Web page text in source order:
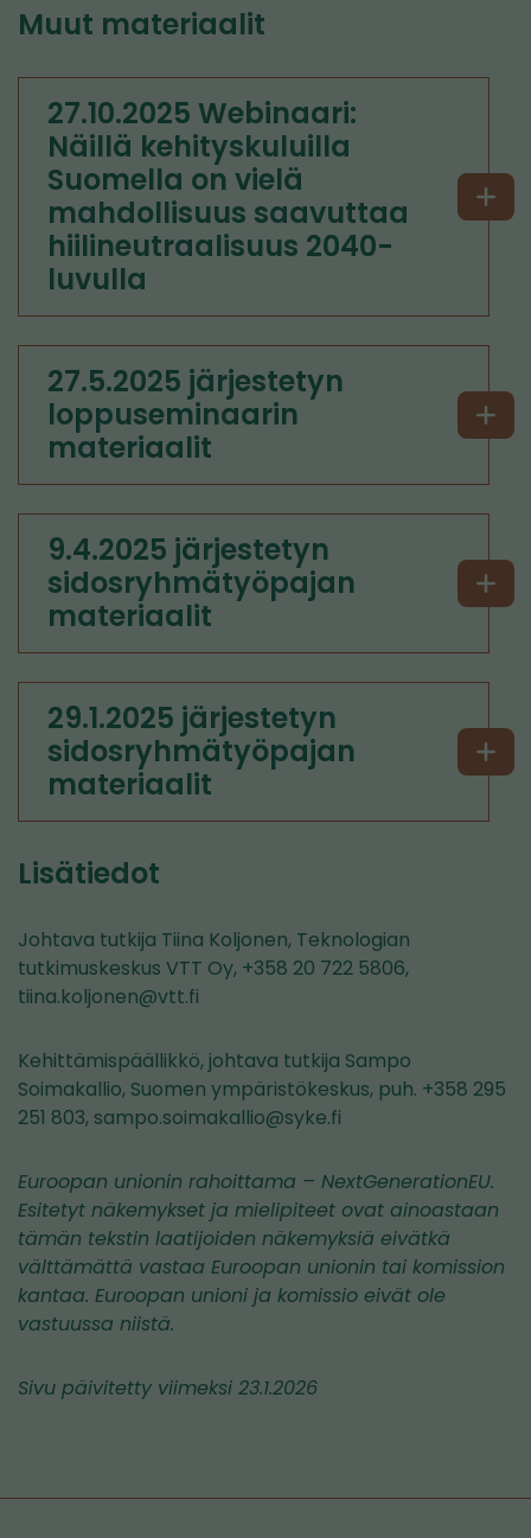
Muut materiaalit
27.10.2025 Webinaari:
Näillä kehityskuluilla
Suomella on vielä
mahdollisuus saavuttaa
hiilineutraalisuus 2040-
luvulla
27.5.2025 järjestetyn
loppuseminaarin
materiaalit
9.4.2025 järjestetyn
sidosryhmätyöpajan
materiaalit
29.1.2025 järjestetyn
sidosryhmätyöpajan
materiaalit
Lisätiedot
Johtava tutkija Tiina Koljonen, Teknologian
tutkimuskeskus VTT Oy, +358 20 722 5806,
tiina.koljonen@vtt.fi
Kehittämispäällikkö, johtava tutkija Sampo
Soimakallio, Suomen ympäristökeskus, puh. +358 295
251 803, sampo.soimakallio@syke.fi
Euroopan unionin rahoittama – NextGenerationEU.
Esitetyt näkemykset ja mielipiteet ovat ainoastaan
tämän tekstin laatijoiden näkemyksiä eivätkä
välttämättä vastaa Euroopan unionin tai komission
kantaa. Euroopan unioni ja komissio eivät ole
vastuussa niistä.
Sivu päivitetty viimeksi 23.1.2026